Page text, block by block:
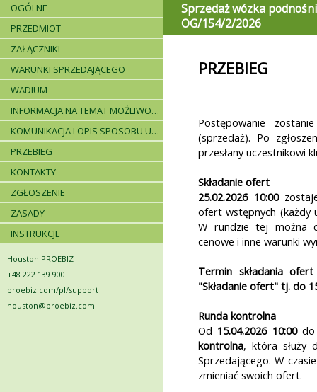
OGÓLNE
PRZEDMIOT
ZAŁĄCZNIKI
WARUNKI SPRZEDAJĄCEGO
WADIUM
INFORMACJA NA TEMAT MOŻLIWOŚCI SKŁADANIA JEDNEJ OFERTY PRZEZ DWA LUB WIĘCEJ PODMIOTÓW ORAZ UCZESTNICTWA PODWYKONAWCÓW
KOMUNIKACJA I OPIS SPOSOBU UDZIELANIA WYJAŚNIEŃ
PRZEBIEG
KONTAKTY
ZGŁOSZENIE
ZASADY
INSTRUKCJE
Houston PROEBIZ
+48 222 139 900
proebiz.com/pl/support
houston@proebiz.com
Sprzedaż wózka
OG/154/2/2026
PRZEBIEG
Postępowanie
(sprzedaż). Po
przesłany uczestnikowi
Składanie ofert
25.02.2026 10:00
ofert wstępnych (każdy
W rundzie tej można
cenowe i inne warunki
Termin składania
"Składanie ofert" tj. do
Runda kontrolna
Od 15.04.2026 10:00
kontrolna, która służy
Sprzedającego. W
zmieniać swoich ofert.